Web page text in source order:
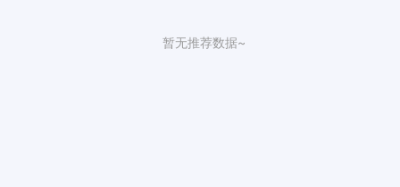
暂无推荐数据~